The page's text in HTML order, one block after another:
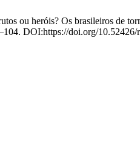
ou heróis? Os brasileiros de
DOI:https://doi.org/10.52426/